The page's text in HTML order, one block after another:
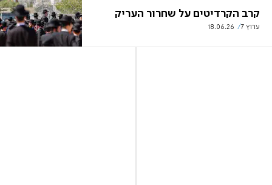
קרב הקרדיטים על שחרור העריק
ערוץ 7 18.06.26